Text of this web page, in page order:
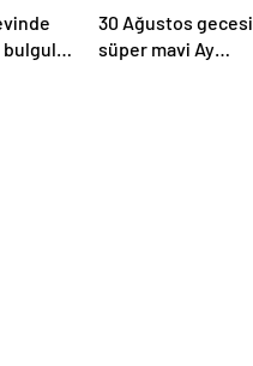
30 Ağustos gecesi
süper mavi Ay